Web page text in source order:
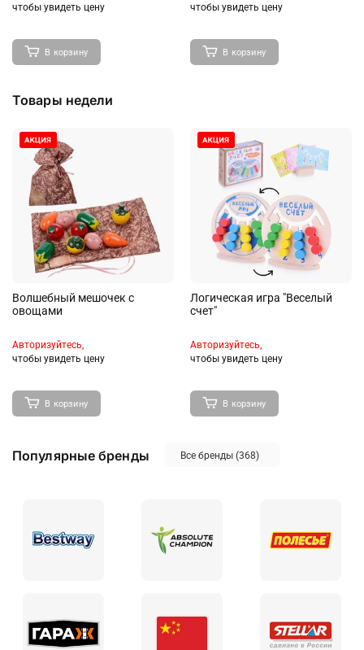
Игрушки на
радиоуправлении
Новогодние товары
Канцтовары, школьные
принадлежности
Музыкальные
инструменты
Куклы и аксессуары Сюжетно-ролевые игры
Мягконабивные игрушки и
аксессуары
Наборы животных,
персонажей
чтобы увидеть цену
В корзину
чтобы увидеть цену
В корзину
Товары недели
Волшебный мешочек с
овощами
Авторизуйтесь,
чтобы увидеть цену
В корзину
Логическая игра "Веселый
счет"
Авторизуйтесь,
чтобы увидеть цену
В корзину
Популярные бренды Все бренды(368)